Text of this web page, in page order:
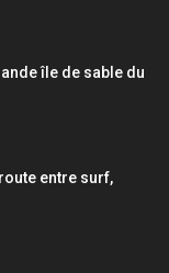
île de sable du
entre surf,